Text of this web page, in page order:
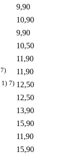
9,90
10,90
9,90
10,50
11,90
7)
11,90
1) 7) 12,50
12,50
13,90
15,90
11,90
15,90